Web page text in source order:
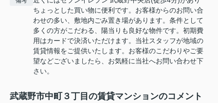
ちょっとした買い物に便利です。お客様からのお問い合
わせの多い、敷地内ごみ置き場があります。条件として
多くの方がこだわる、陽当りも良好な物件です。初期費
用はカードで決済いただけます。当社スタッフが地域の
賃貸情報をご提供いたします。お客様のこだわりやご要
望などございましたら、お気軽に当社へお問い合わせ下
さい。
武蔵野市中町３丁目の賃貸マンションのコメント